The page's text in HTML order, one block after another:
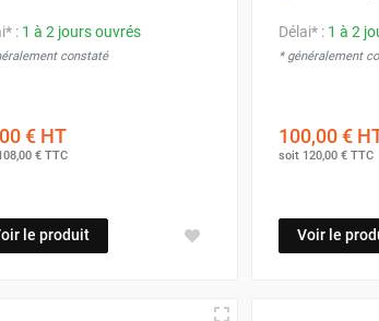
: 1 à 2 jours ouvrés
constaté
€HT
€TTC
le produit
Délai* : 1 à 2
* généralement
100,00 €
soit 120,00 € TTC
Voir le